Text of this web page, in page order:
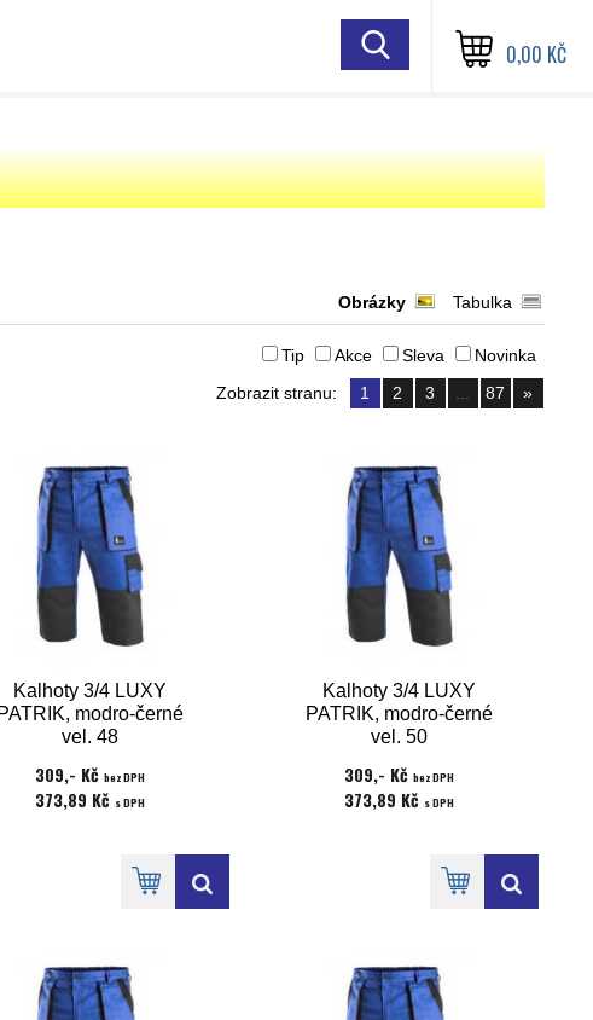
0,00 KČ
Obrázky Tabulka
Tip Akce Sleva
Novinka
Zobrazit stranu: 1 2 3 87 »
Kalhoty 3/4 LUXY
PATRIK, modro-černé
vel. 48
309,- Kč bez DPH
373,89 Kč s DPH
Kalhoty 3/4 LUXY
PATRIK, modro-černé
vel. 50
309,- Kč bez DPH
373,89 Kč s DPH